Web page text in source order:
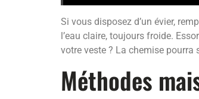
Si vous disposez d’un évier,
l’eau claire, toujours froide.
votre veste ? La chemise
Méthodes